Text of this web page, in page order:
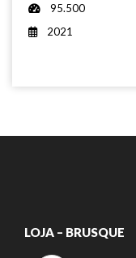
95.500
2021
LOJA – BRUSQUE